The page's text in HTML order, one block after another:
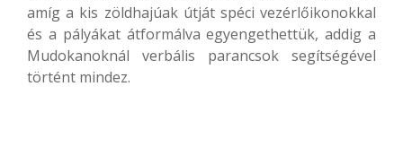
amíg a kis zöldhajúak útját spéci vezérlőikonokkal
és a pályákat átformálva egyengethettük, addig a
Mudokanoknál verbális parancsok segítségével
történt mindez.